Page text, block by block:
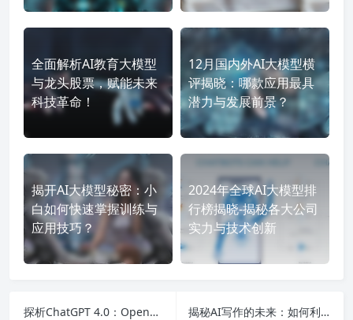
全面解析AI教育大模型
与龙头股票，赋能未来
科技革命！
12月国内外AI大模型横
评揭晓：哪款应用最具
潜力与发展前景？
揭开AI大模型秘密：小
白如何快速掌握训练与
应用技巧？
2024年全球AI大模型排
行榜揭晓-揭秘各大公司
实力与技术创新
探析ChatGPT 4.0：OpenAI的强人工智能模型能否满足日常需求并改变未来?
揭秘AI写作的未来：如何利用最新科技编写高质量原创文章并高效赚取利润？